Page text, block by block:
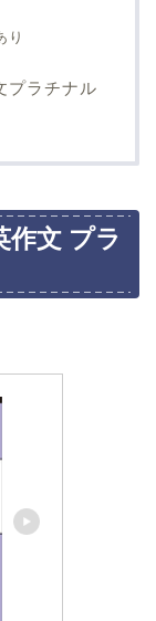
り
プラチナル
作文 プラ